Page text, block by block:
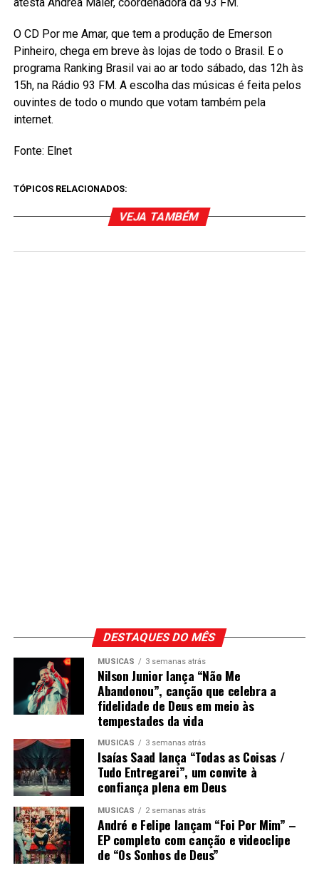
O CD Por me Amar, que tem a produção de Emerson
Pinheiro, chega em breve às lojas de todo o Brasil. E o
programa Ranking Brasil vai ao ar todo sábado, das 12h às
15h, na Rádio 93 FM. A escolha das músicas é feita pelos
ouvintes de todo o mundo que votam também pela
internet.
Fonte: Elnet
TÓPICOS RELACIONADOS:
VEJA TAMBÉM
DESTAQUES DO MÊS
MÚSICAS 3 semanas atrás
Nilson Junior lança “Não Me
Abandonou”, canção que celebra a
fidelidade de Deus em meio às
tempestades da vida
MÚSICAS 3 semanas atrás
Isaías Saad lança “Todas as Coisas /
Tudo Entregarei”, um convite à
confiança plena em Deus
MÚSICAS 2 semanas atrás
André e Felipe lançam “Foi Por Mim” –
EP completo com canção e videoclipe
de “Os Sonhos de Deus”